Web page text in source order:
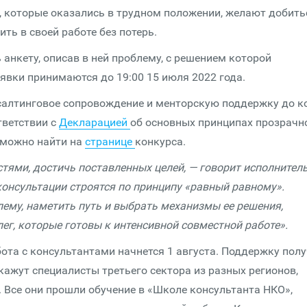
оказались в трудном положении, желают
в своей работе без потерь.
описав в ней проблему, с решением которой
принимаются до 19:00 15 июля 2022 года.
сопровождение и менторскую поддержку до
с Декларацией об основных принципах
найти на странице конкурса.
достичь поставленных целей, — говорит
строятся по принципу «равный равному».
наметить путь и выбрать механизмы ее решения,
которые готовы к интенсивной совместной работе».
с консультантами начнется 1 августа. Поддержку
специалисты третьего сектора из разных регионов,
они прошли обучение в «Школе консультанта НКО»,